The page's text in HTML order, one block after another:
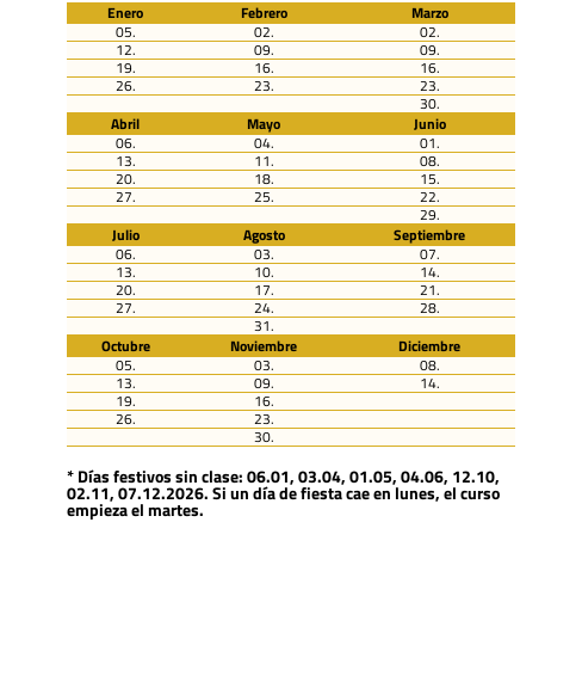
Enero Febrero
Marzo
05.
02. 02.
12. 09. 09.
19. 16. 16.
26. 23. 23.
30.
Abril
Mayo
Junio
06.
04. 01.
13. 11. 08.
20. 18. 15.
27. 25. 22.
29.
Julio
Agosto
Septiembre
06.
03. 07.
13. 10. 14.
20. 17. 21.
27. 24. 28.
31.
Octubre
Noviembre
Diciembre
05.
03. 08.
13. 09. 14.
19. 16.
26. 23.
30.
* Días festivos sin clase: 06.01, 03.04, 01.05, 04.06, 12.10,
02.11, 07.12.2026. Si un día de fiesta cae en lunes, el curso
empieza el martes.